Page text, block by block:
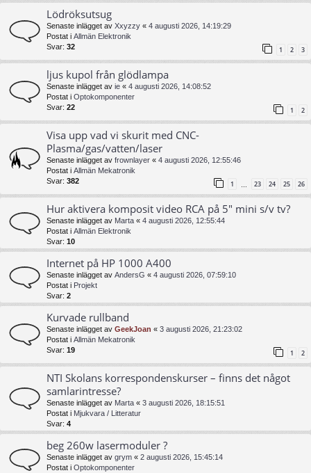
Lödröksutsug
Senaste inlägget av Xxyzzy « 4 augusti 2026, 14:19:29
Postat i Allmän Elektronik
Svar: 32 1 2 3
ljus kupol från glödlampa
Senaste inlägget av ie « 4 augusti 2026, 14:08:52
Postat i Optokomponenter
Svar: 22 1 2
Visa upp vad vi skurit med CNC-
Plasma/gas/vatten/laser
Senaste inlägget av frownlayer « 4 augusti 2026, 12:55:46
Postat i Allmän Mekatronik
Svar: 382 1 … 23 24 25 26
Hur aktivera komposit video RCA på 5" mini s/v tv?
Senaste inlägget av Marta « 4 augusti 2026, 12:55:44
Postat i Allmän Elektronik
Svar: 10
Internet på HP 1000 A400
Senaste inlägget av AndersG « 4 augusti 2026, 07:59:10
Postat i Projekt
Svar: 2
Kurvade rullband
Senaste inlägget av GeekJoan « 3 augusti 2026, 21:23:02
Postat i Allmän Mekatronik
Svar: 19 1 2
NTI Skolans korrespondenskurser – finns det något
samlarintresse?
Senaste inlägget av Marta « 3 augusti 2026, 18:15:51
Postat i Mjukvara / Litteratur
Svar: 4
beg 260w lasermoduler ?
Senaste inlägget av grym « 2 augusti 2026, 15:45:14
Postat i Optokomponenter